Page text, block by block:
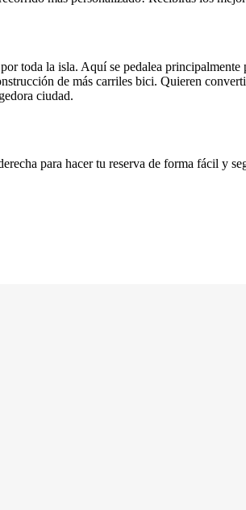
toda la isla. Aquí se pedalea
de más carriles bici. Quieren
ciudad.
para hacer tu reserva de forma fácil y